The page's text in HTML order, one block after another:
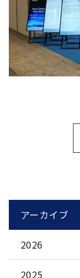
アーカイブ
2026
2025